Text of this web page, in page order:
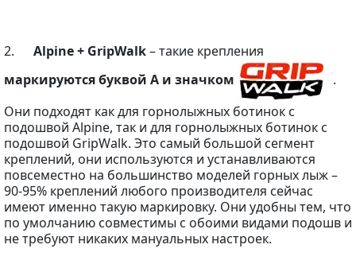
2. Alpine + GripWalk– такие крепления
маркируются буквой A и значком
.
Они подходят как для горнолыжных ботинок с
подошвой Alpine, так и для горнолыжных ботинок с
подошвой GripWalk. Это самый большой сегмент
креплений, они используются и устанавливаются
повсеместно на большинство моделей горных лыж –
90-95% креплений любого производителя сейчас
имеют именно такую маркировку. Они удобны тем, что
по умолчанию совместимы с обоими видами подошв и
не требуют никаких мануальных настроек.